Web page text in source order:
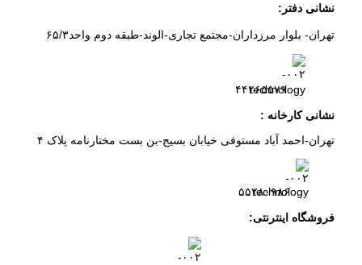
نشانی دفتر:
تهران- بلوار مرزداران-مجتمع تجاری-الوند-طبقه دوم واحد۶ ۵/۳
۴۴ ۲۶۵۵۷۹
نشانی کارخانه :
تهران-احمد آباد مستوفی خیابان بسیج-بن بست مختارنامه پلاک ۴
۵۵۲۸۰۹۸۶
فروشگاه اینترنتی: